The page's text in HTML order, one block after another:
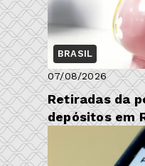
BRASIL
07/08/2026
Retiradas da
depósitos em